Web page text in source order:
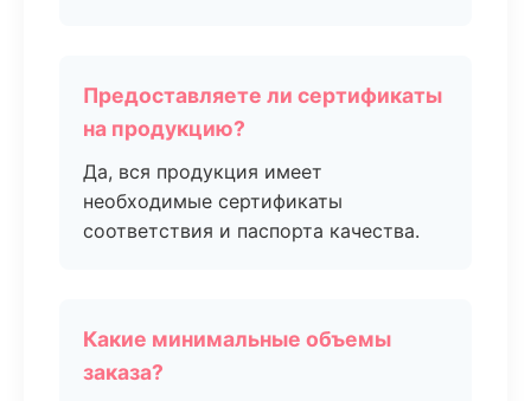
Предоставляете ли сертификаты
на продукцию?
Да, вся продукция имеет
необходимые сертификаты
соответствия и паспорта качества.
Какие минимальные объемы
заказа?